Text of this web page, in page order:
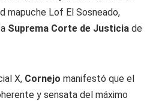
mapuche Lof El Sosneado,
Suprema Corte de Justicia de
X, Cornejo manifestó que el
y sensata del máximo